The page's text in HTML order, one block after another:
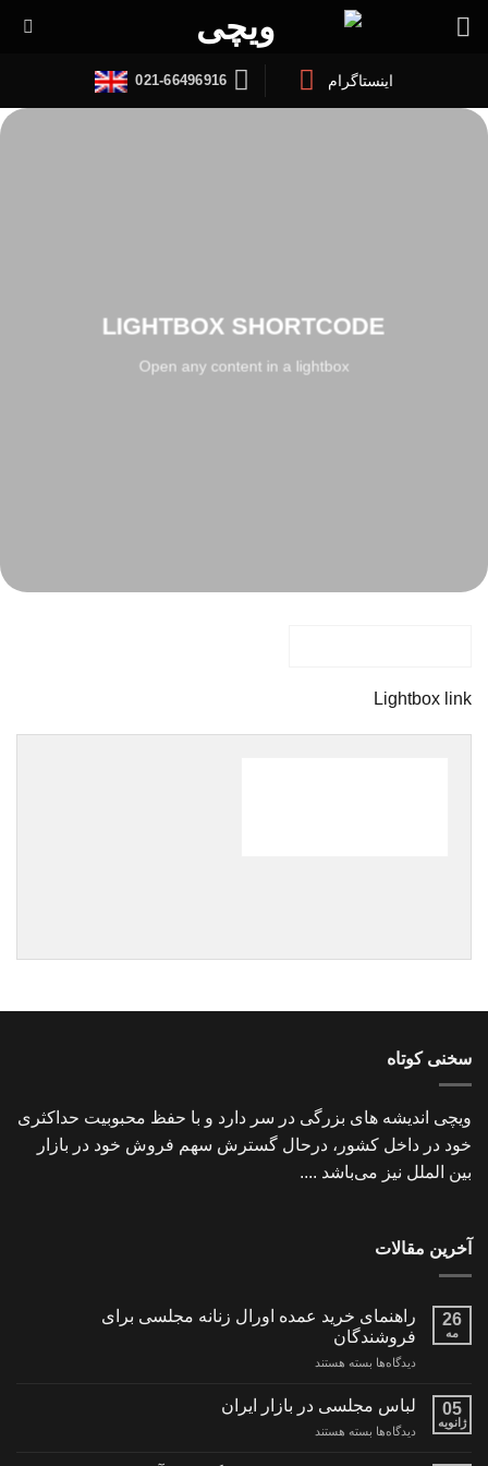
اینستاگرام 021-66496916
LIGHTBOX SHORTCODE
Open any content in a lightbox
Lightbox link
سخنی کوتاه
ویچی اندیشه های بزرگی در سر دارد و با حفظ محبوبیت حداکثری
خود در داخل کشور، درحال گسترش سهم فروش خود در بازار
بین الملل نیز می‌باشد ....
آخرین مقالات
26
مه
راهنمای خرید عمده اورال زنانه مجلسی برای
فروشندگان
دیدگاه‌ها برای
خرید
عمده
اورال
بسته هستند
05
ژانویه
لباس مجلسی در بازار ایران
دیدگاه‌ها برای
بسته هستند